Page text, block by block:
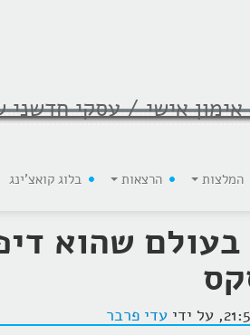
אימון אישי / עסקי
המלצות הרצאות בלוג קואצ'ינג
בעולם שהוא
עדי פרבר